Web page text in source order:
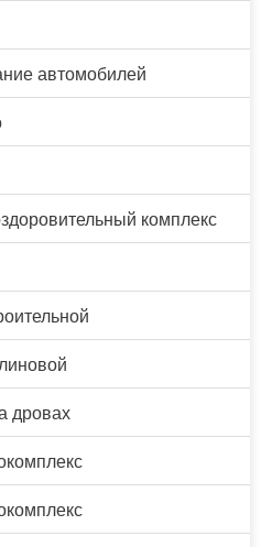
автомобилей
комплекс
дровах